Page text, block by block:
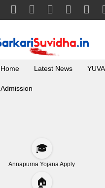
Home Latest News YUVA
Admission
🎓
Annapurna Yojana Apply
🏠